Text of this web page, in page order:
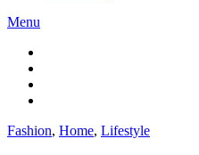
Menu
Fashion, Home, Lifestyle